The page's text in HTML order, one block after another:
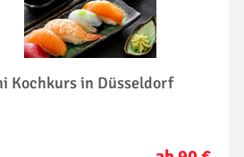
Kochkurs in Düsseldorf